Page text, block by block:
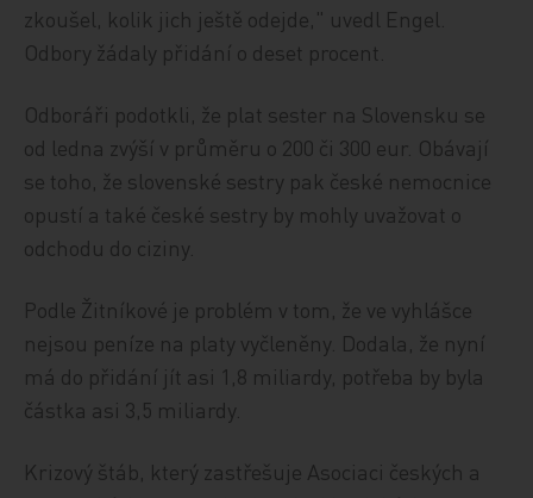
zkoušel, kolik jich ještě odejde," uvedl Engel.
Odbory žádaly přidání o deset procent.
Odboráři podotkli, že plat sester na Slovensku se
od ledna zvýší v průměru o 200 či 300 eur. Obávají
se toho, že slovenské sestry pak české nemocnice
opustí a také české sestry by mohly uvažovat o
odchodu do ciziny.
Podle Žitníkové je problém v tom, že ve vyhlášce
nejsou peníze na platy vyčleněny. Dodala, že nyní
má do přidání jít asi 1,8 miliardy, potřeba by byla
částka asi 3,5 miliardy.
Krizový štáb, který zastřešuje Asociaci českých a